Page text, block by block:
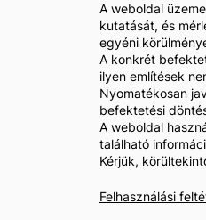
A weboldal
kutatását, és
egyéni
A konkrét
ilyen említések
Nyomatékosan
befektetési
A weboldal
található
Kérjük,
Felhasználási